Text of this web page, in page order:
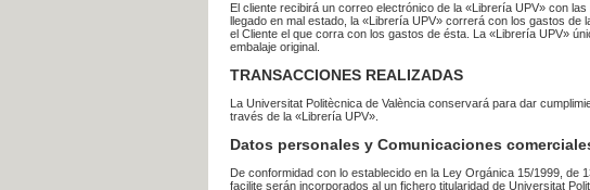
El cliente recibirá un correo electrónico de la «Librería UPV» con
llegado en mal estado, la «Librería UPV» correrá con los gastos
el Cliente el que corra con los gastos de ésta. La «Librería UPV»
embalaje original.
TRANSACCIONES REALIZADAS
La Universitat Politècnica de València conservará para dar
través de la «Librería UPV».
Datos personales y Comunicaciones
De conformidad con lo establecido en la Ley Orgánica 15/1999,
facilite serán incorporados al un fichero titularidad de Universitat